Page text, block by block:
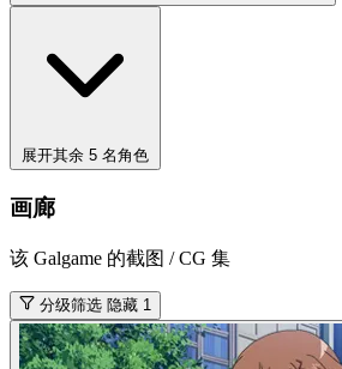
展开其余 5 名角色
画廊
该 Galgame 的截图 / CG 集
分级筛选 隐藏 1